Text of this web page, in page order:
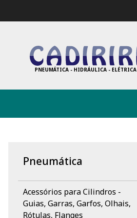
PNEUMÁTICA - HIDRÁULICA - ELÉTRICA
Pneumática
Acessórios para Cilindros -
Guias, Garras, Garfos, Olhais,
Rótulas, Flanges